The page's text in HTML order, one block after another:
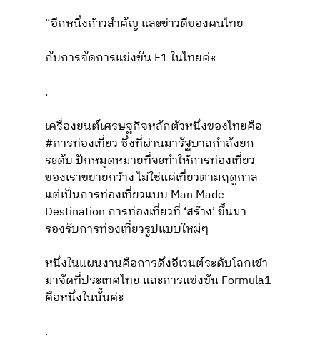
“อีกหนึ่งก้าวสำคัญ และข่าวดีของคนไทย
กับการจัดการแข่งขัน F1 ในไทยค่ะ
.
เครื่องยนต์เศรษฐกิจหลักตัวหนึ่งของไทยคือ
#การท่องเที่ยว ซึ่งที่ผ่านมารัฐบาลกำลังยก
ระดับ ปักหมุดหมายที่จะทำให้การท่องเที่ยว
ของเราขยายกว้าง ไม่ใช่แค่เที่ยวตามฤดูกาล
แต่เป็นการท่องเที่ยวแบบ Man Made
Destination การท่องเที่ยวที่ ‘สร้าง’ ขึ้นมา
รองรับการท่องเที่ยวรูปแบบใหม่ๆ
หนึ่งในแผนงานคือการดึงอีเวนต์ระดับโลกเข้า
มาจัดที่ประเทศไทย และการแข่งขัน Formula1
คือหนึ่งในนั้นค่ะ
.